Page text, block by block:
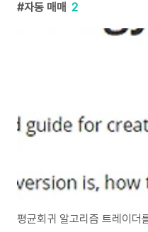
자동 매매 2
평균회귀 알고리즘 트레이더